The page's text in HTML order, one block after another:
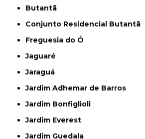
Butantã
Conjunto Residencial Butantã
Freguesia do Ó
Jaguaré
Jaraguá
Jardim Adhemar de Barros
Jardim Bonfiglioli
Jardim Everest
Jardim Guedala